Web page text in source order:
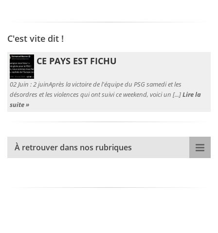
C'est vite dit !
CE PAYS EST FICHU
02 Juin :2 juinAprès la victoire de l'équipe du PSG samedi et les
désordres et les violences qui ont suivi ce weekend, voici un [...]Lire la
suite »
À retrouver dans nos rubriques